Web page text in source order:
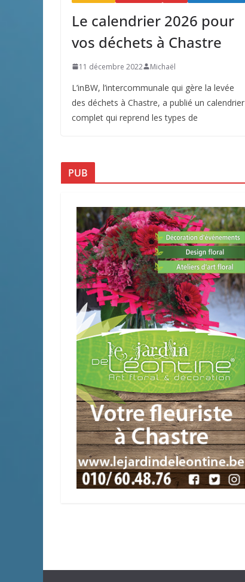
Le calendrier 2026 pour
vos déchets à Chastre
11 décembre 2022 Michaël
L’inBW, l’intercommunale qui gère la levée
des déchets à Chastre, a publié un calendrier
complet qui reprend les types de
PUB